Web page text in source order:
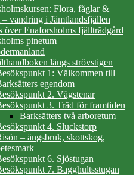
Flora, fåglar &
vandring i Jämtlandsfjällen
över Enaforsholms fjällträdgård
pinetum
längs strövstigen
1: Välkommen till
egendom
2. Vägstenar
3. Träd för framtiden
Barksätters två arboretum
4. Sluckstorp
– ängsbruk, skottskog,
6. Sjöstugan
7. Bagghultsstugan